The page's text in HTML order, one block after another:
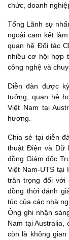
chức, doanh
Tổng Lãnh sự
ngoài cam kết
quan hệ Đối tác
nhiều cơ hội hợp
công nghệ và
Diễn đàn được
tưởng, quan hệ
Việt Nam tại
hương.
Chia sẻ tại diễn
thuật Điện và Dữ
đồng Giám đốc
Việt Nam-UTS tại
trân trọng đối với
đồng thời đánh
túc của các nhà
Ông ghi nhận
Nam tại Australia,
còn là không